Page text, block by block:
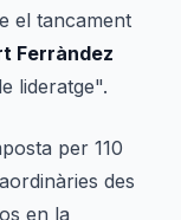
el tancament
Ferràndez
lideratge".
per 110
des
en la